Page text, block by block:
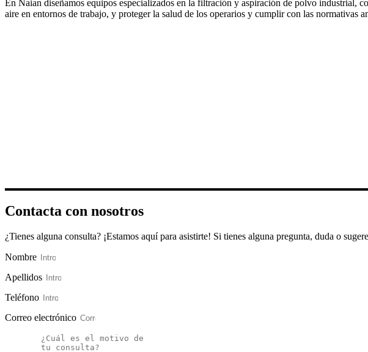
En Naian diseñamos equipos especializados en la filtración y aspiración de polvo industrial,
aire en entornos de trabajo, y proteger la salud de los operarios y cumplir con las normativas
Contacta con nosotros
¿Tienes alguna consulta? ¡Estamos aquí para asistirte! Si tienes alguna pregunta, duda o
Nombre
Apellidos
Teléfono
Correo electrónico